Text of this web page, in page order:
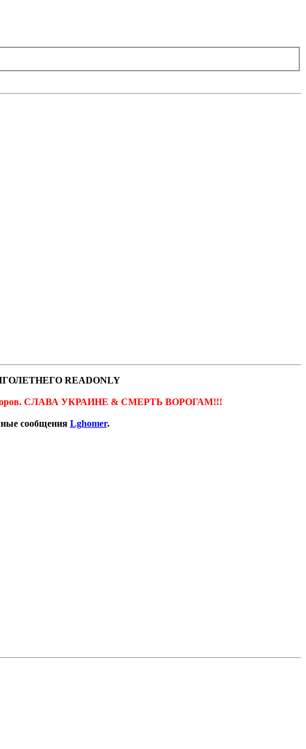
READONLY
авторов. СЛАВА УКРАИНЕ & СМЕРТЬ ВОРОГАМ!!!
сообщения Lghomer.